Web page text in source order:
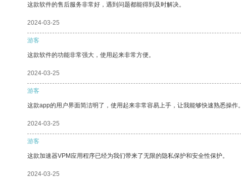
这款软件的售后服务非常好，遇到问题都能得到及时解决。
2024-03-25
游客
这款软件的功能非常强大，使用起来非常方便。
2024-03-25
游客
这款app的用户界面简洁明了，使用起来非常容易上手，让我能够快速熟悉操作。
2024-03-25
游客
这款加速器VPM应用程序已经为我们带来了无限的隐私保护和安全性保护。
2024-03-25